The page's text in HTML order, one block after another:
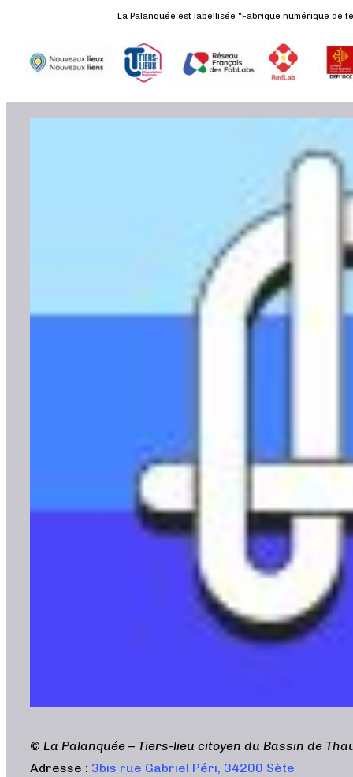
La Palanquée est labellisée "Fabrique numérique de
© La Palanquée – Tiers-lieu citoyen du Bassin de
Adresse : 3bis rue Gabriel Péri, 34200 Sète